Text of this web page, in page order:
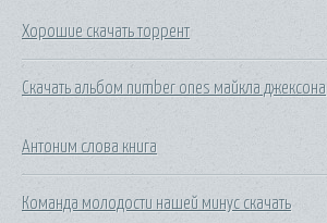
Хорошие скачать торрент
Скачать альбом number ones майкла джексона
Антоним слова книга
Команда молодости нашей минус скачать